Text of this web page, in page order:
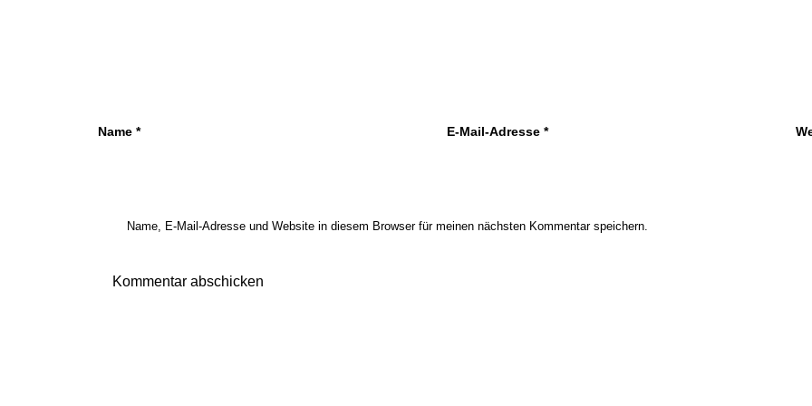
Name * E-Mail-Adresse *
Name, E-Mail-Adresse und Website in diesem Browser für meinen nächsten Kommentar speichern.